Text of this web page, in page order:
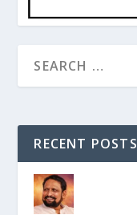
RECENT POSTS